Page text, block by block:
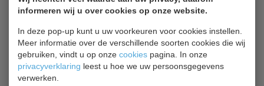
informeren wij u over cookies op onze website.
In deze pop-up kunt u uw voorkeuren voor cookies instellen.
Meer informatie over de verschillende soorten cookies die wij
gebruiken, vindt u op onze cookies pagina. In onze
privacyverklaring leest u hoe we uw persoonsgegevens
verwerken.
Digitale bediening
Wielen
2 jaar garantie